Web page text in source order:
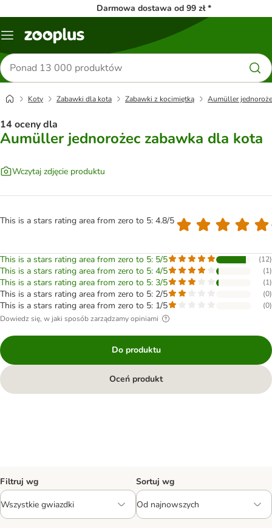
Darmowa dostawa od 99 zł *
Menu
Szukaj
produktów
Koty Zabawki dla kota Zabawki z kocimiętką Aumüller
14 oceny dla
Aumüller jednorożec zabawka dla kota
Wczytaj zdjęcie produktu
This is a stars rating area from zero to 5: 4.8/5
This is a stars rating area from zero to 5: 5/5 (12)
This is a stars rating area from zero to 5: 4/5 (1)
This is a stars rating area from zero to 5: 3/5 (1)
This is a stars rating area from zero to 5: 2/5 (0)
This is a stars rating area from zero to 5: 1/5 (0)
Dowiedz się, w jaki sposób zarządzamy opiniami
Do produktu
Oceń produkt
Filtruj wg Sortuj wg